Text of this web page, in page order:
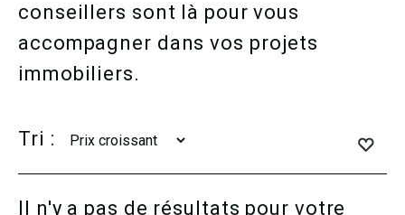
conseillers sont là pour vous
accompagner dans vos projets
immobiliers.
Tri :
Il n'y a pas de résultats pour votre